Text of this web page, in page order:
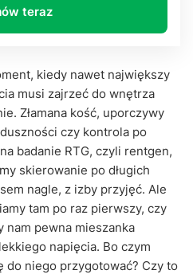
To również narzędzie
teraz
kiedy nawet największy
musi zajrzeć do wnętrza
Złamana kość, uporczywy
czy kontrola po
badanie RTG, czyli rentgen,
skierowanie po długich
nagle, z izby przyjęć. Ale
tam po raz pierwszy, czy
nam pewna mieszanka
napięcia. Bo czym
do niego przygotować? Czy to